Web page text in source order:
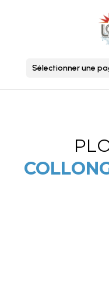
Sélectionner une